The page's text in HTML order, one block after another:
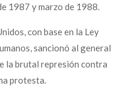
1987 y marzo de 1988.
con base en la Ley
sancionó al general
la brutal represión contra
protesta.